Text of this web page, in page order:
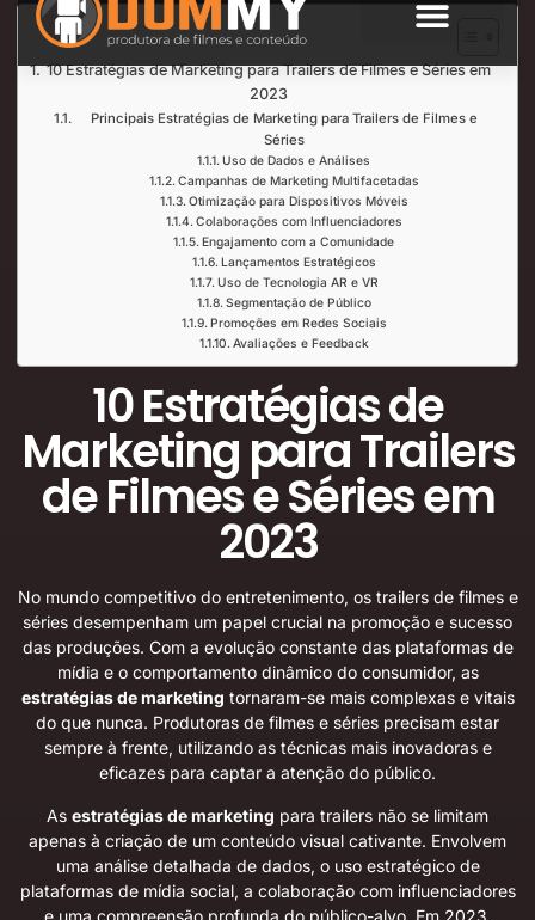
Índice de Leitura
10 Estratégias de Marketing para Trailers de Filmes e Séries em
2023
Principais Estratégias de Marketing para Trailers de Filmes e
Séries
Uso de Dados e Análises
Campanhas de Marketing Multifacetadas
Otimização para Dispositivos Móveis
Colaborações com Influenciadores
Engajamento com a Comunidade
Lançamentos Estratégicos
Uso de Tecnologia AR e VR
Segmentação de Público
Promoções em Redes Sociais
Avaliações e Feedback
10 Estratégias de
Marketing para Trailers
de Filmes e Séries em
2023
No mundo competitivo do entretenimento, os trailers de filmes e
séries desempenham um papel crucial na promoção e sucesso
das produções. Com a evolução constante das plataformas de
mídia e o comportamento dinâmico do consumidor, as
estratégias de marketing tornaram-se mais complexas e vitais
do que nunca. Produtoras de filmes e séries precisam estar
sempre à frente, utilizando as técnicas mais inovadoras e
eficazes para captar a atenção do público.
As estratégias de marketing para trailers não se limitam
apenas à criação de um conteúdo visual cativante. Envolvem
uma análise detalhada de dados, o uso estratégico de
plataformas de mídia social, a colaboração com influenciadores
e uma compreensão profunda do público-alvo. Em 2023,